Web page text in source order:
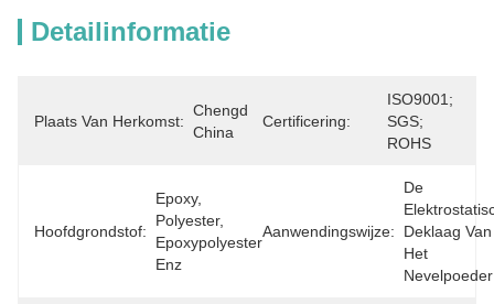
Detailinformatie
Plaats Van Herkomst:
Chengdu,
China
Certificering:
ISO9001;
SGS;
ROHS
Hoofdgrondstof:
Epoxy,
Polyester,
Epoxypolyester
Enz
Aanwendingswijze:
De
Deklaag Van
Het
Nevelpoeder